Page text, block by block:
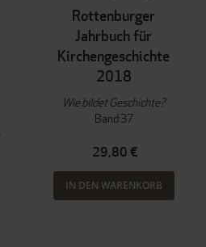
Rottenburger
Jahrbuch für
Kirchengeschichte
2018
Wie bildet Geschichte?
Band 37
29,80 €
IN DEN WARENKORB